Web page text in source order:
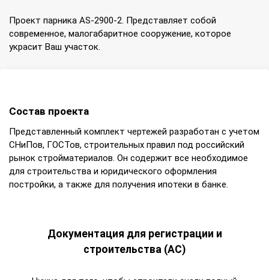
Проект парника AS-2900-2. Представляет собой
современное, малогабаритное сооружение, которое
украсит Ваш участок.
Состав проекта
Представленный комплект чертежей разработан с учетом
СНиПов, ГОСТов, строительных правил под российский
рынок стройматериалов. Он содержит все необходимое
для строительства и юридического оформления
постройки, а также для получения ипотеки в банке.
Документация для регистрации и
строительства (АС)